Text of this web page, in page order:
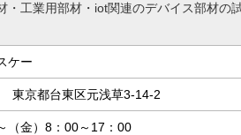
・工業用部材・iot関連のデバイス部材の
ケー
東京都台東区元浅草3-14-2
（金）8：00～17：00